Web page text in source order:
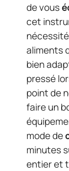
de vous
cet
aliments
bien
pressé
point de
faire un
mode de
minutes
entier et